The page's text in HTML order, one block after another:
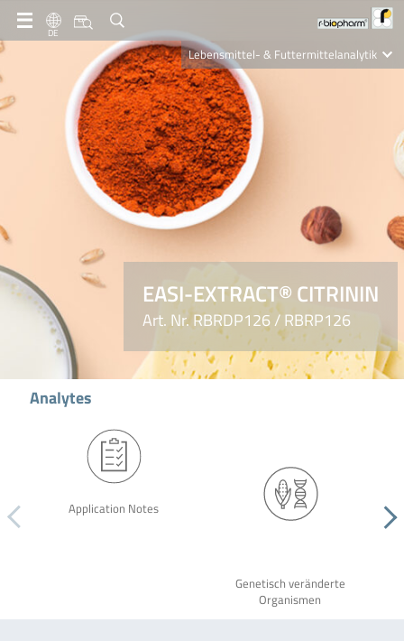
DE
Lebensmittel- & Futtermittelanalytik
Clinical Diagnostics
R-Biopharm AG
Nutrition Care
EASI-EXTRACT® CITRININ
Art. Nr. RBRDP126 / RBRP126
Analytes
Application Notes
Genetisch veränderte
Organismen